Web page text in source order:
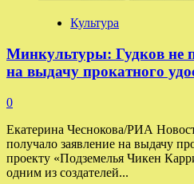
Культура
Минкультуры: Гудков не
на выдачу прокатного
0
Екатерина Чеснокова/РИА
получало заявление на выдачу
проекту «Подземелья Чикен
одним из создателей...